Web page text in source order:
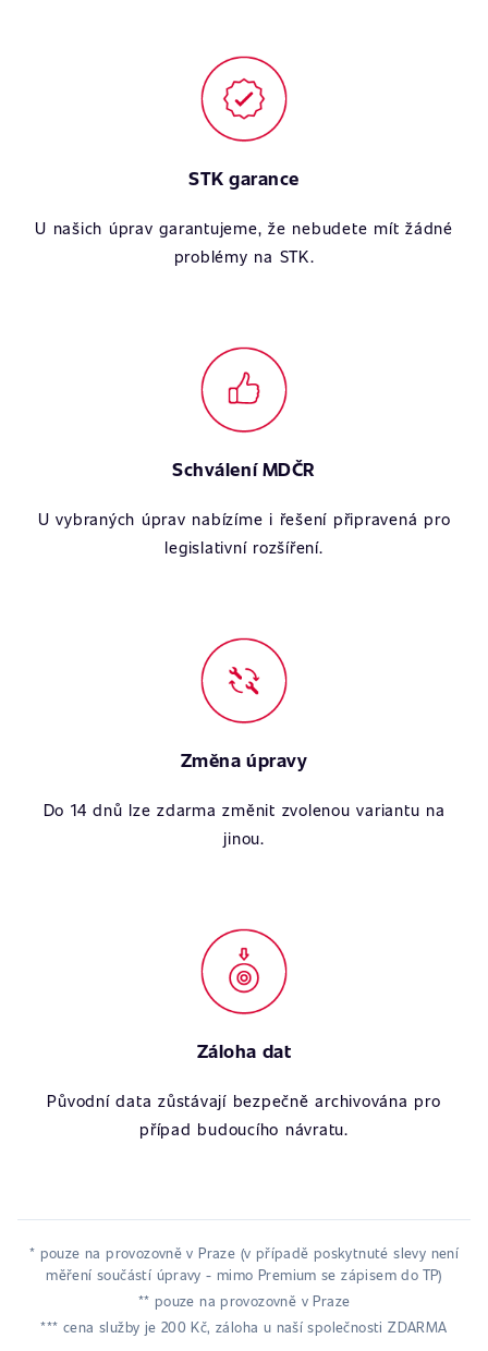
STK garance
U našich úprav garantujeme, že nebudete mít žádné
problémy na STK.
Schválení MDČR
U vybraných úprav nabízíme i řešení připravená pro
legislativní rozšíření.
Změna úpravy
Do 14 dnů lze zdarma změnit zvolenou variantu na
jinou.
Záloha dat
Původní data zůstávají bezpečně archivována pro
případ budoucího návratu.
* pouze na provozovně v Praze (v případě poskytnuté slevy není
měření součástí úpravy - mimo Premium se zápisem do TP)
** pouze na provozovně v Praze
*** cena služby je 200 Kč, záloha u naší společnosti ZDARMA